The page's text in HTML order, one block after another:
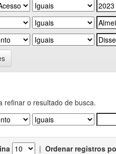
refinar o resultado de busca.
| Ordenar registros